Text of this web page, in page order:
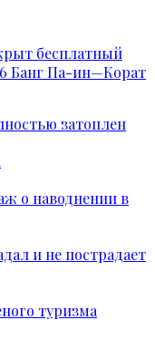
бесплатный
Банг Па-ин—Корат
затоплен
о наводнении в
и не пострадает
туризма